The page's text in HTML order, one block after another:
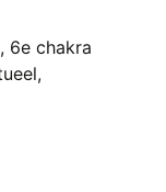
6e chakra